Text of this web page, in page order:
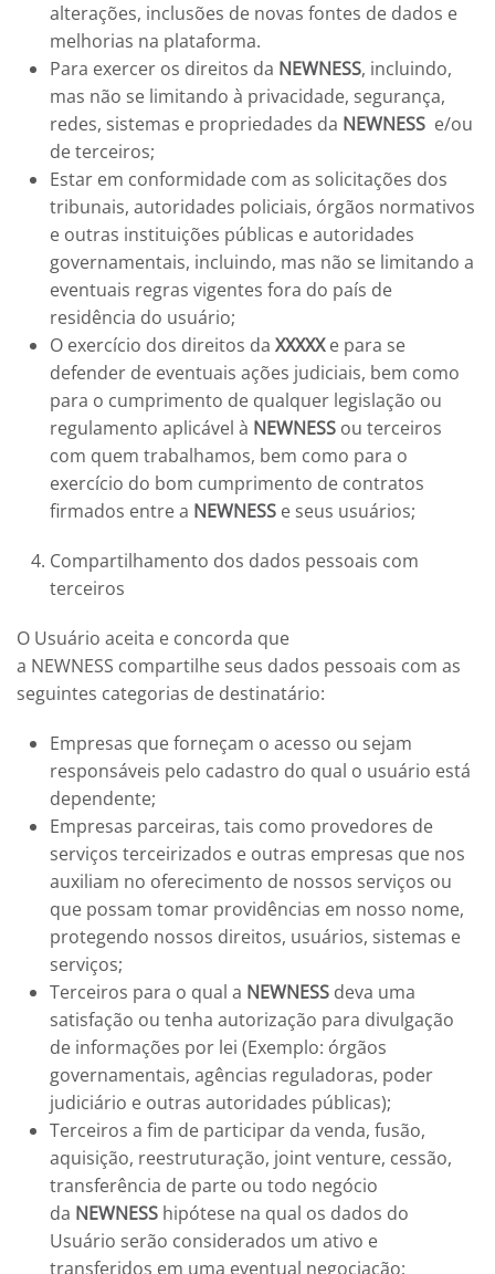
alterações, inclusões de novas fontes de dados e
melhorias na plataforma.
Para exercer os direitos da NEWNESS, incluindo,
mas não se limitando à privacidade, segurança,
redes, sistemas e propriedades da NEWNESS e/ou
de terceiros;
Estar em conformidade com as solicitações dos
tribunais, autoridades policiais, órgãos normativos
e outras instituições públicas e autoridades
governamentais, incluindo, mas não se limitando a
eventuais regras vigentes fora do país de
residência do usuário;
O exercício dos direitos da XXXXXe para se
defender de eventuais ações judiciais, bem como
para o cumprimento de qualquer legislação ou
regulamento aplicável à NEWNESS ou terceiros
com quem trabalhamos, bem como para o
exercício do bom cumprimento de contratos
firmados entre a NEWNESS e seus usuários;
Compartilhamento dos dados pessoais com
terceiros
O Usuário aceita e concorda que
a NEWNESS compartilhe seus dados pessoais com as
seguintes categorias de destinatário:
Empresas que forneçam o acesso ou sejam
responsáveis pelo cadastro do qual o usuário está
dependente;
Empresas parceiras, tais como provedores de
serviços terceirizados e outras empresas que nos
auxiliam no oferecimento de nossos serviços ou
que possam tomar providências em nosso nome,
protegendo nossos direitos, usuários, sistemas e
serviços;
Terceiros para o qual a NEWNESS deva uma
satisfação ou tenha autorização para divulgação
de informações por lei (Exemplo: órgãos
governamentais, agências reguladoras, poder
judiciário e outras autoridades públicas);
Terceiros a fim de participar da venda, fusão,
aquisição, reestruturação, joint venture, cessão,
transferência de parte ou todo negócio
da NEWNESS hipótese na qual os dados do
Usuário serão considerados um ativo e
transferidos em uma eventual negociação;